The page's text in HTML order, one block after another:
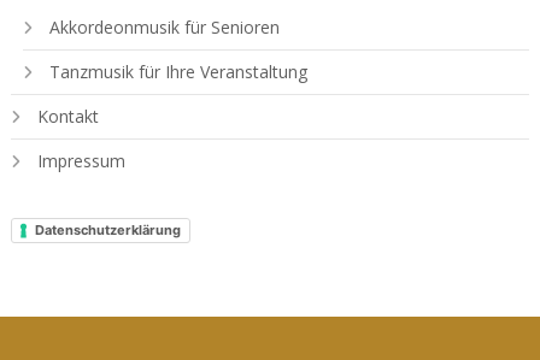
Akkordeonmusik für Senioren
Tanzmusik für Ihre Veranstaltung
Kontakt
Impressum
Datenschutzerklärung